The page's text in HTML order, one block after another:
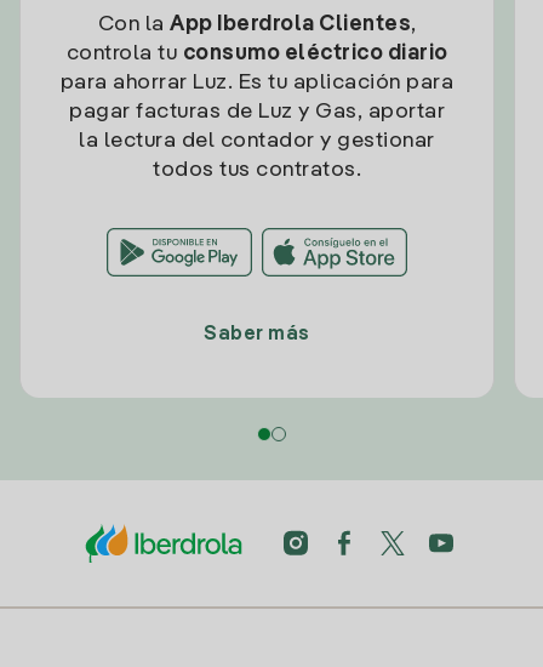
Con la App Iberdrola Clientes,
controla tu consumo eléctrico diario
para ahorrar Luz. Es tu aplicación para
pagar facturas de Luz y Gas, aportar
la lectura del contador y gestionar
todos tus contratos.
Saber más